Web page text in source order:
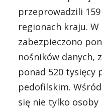
przeprowadzili
regionach kraju.
zabezpieczono
nośników danych,
ponad 520 tysięcy
pedofilskim.
się nie tylko